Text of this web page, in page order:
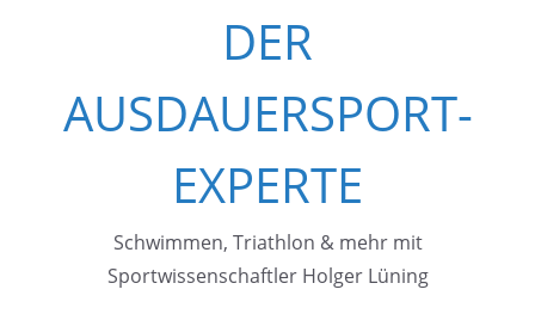
DER
AUSDAUERSPORT-
EXPERTE
Schwimmen, Triathlon & mehr mit
Sportwissenschaftler Holger Lüning